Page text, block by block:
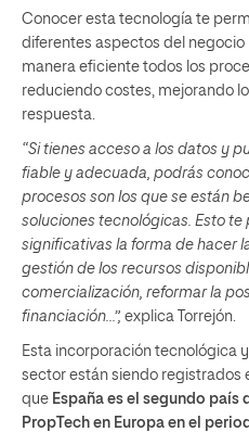
Conocer esta tecnología te
diferentes aspectos del
manera eficiente todos los
reduciendo costes, mejorando
respuesta.
“Si tienes acceso a los datos y
fiable y adecuada, podrás
procesos son los que se están
soluciones tecnológicas. Esto
significativas la forma de hacer
gestión de los recursos
comercialización, reformar la
financiación…”, explica Torrejón.
Esta incorporación tecnológica
sector están siendo registrados
que España es el segundo país
PropTech en Europa en el